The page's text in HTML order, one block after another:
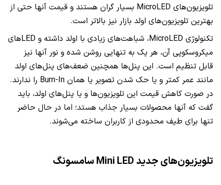
تلویزیون‌های MicroLED بسیار گران هستند و قیمت آنها حتی از
بهترین تلویزیون‌های اولد بازار نیز بالاتر است.
تکنولوژی MicroLED، شباهت‌های زیادی با اولد داشته و LEDهای
میکروسکوپی آن، هر یک به تنهایی روشن شده و نور آنها نیز
قابل تنظیم است. این پنل‌ها همچنین ضعف‌های پنل‌های اولد
مانند عمر کمتر و یا حک شدن تصویر یا همان Burn-In را ندارند.
در صورت کاهش قیمت این تلویزیون‌ها و یا پنل‌های اولد، باید
گفت که آنها محصولات بسیار جذاب هستد؛ اما در حال حاضر
تنها برای طیف محدودی از کاربران ساخته می‌شوند.
تلویزیون‌های جدیدMini LEDسامسونگ